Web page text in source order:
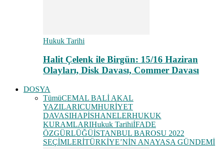
Hukuk Tarihi
Halit Çelenk ile Birgün: 15/16 Haziran
Olayları, Disk Davası, Commer Davası
DOSYA
TümüCEMAL BALİ AKAL
YAZILARICUMHURİYET
DAVASIHAPİSHANELERHUKUK
KURAMLARIHukuk TarihiİFADE
ÖZGÜRLÜĞÜİSTANBUL BAROSU 2022
SEÇİMLERİTÜRKİYE’NİN ANAYASA GÜNDEMİ